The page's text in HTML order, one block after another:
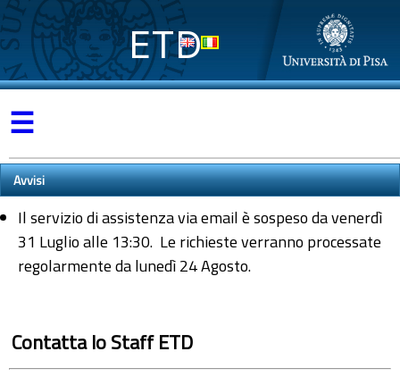
ETD
☰
Avvisi
Il servizio di assistenza via email è sospeso da venerdì
31 Luglio alle 13:30. Le richieste verranno processate
regolarmente da lunedì 24 Agosto.
Contatta lo Staff ETD